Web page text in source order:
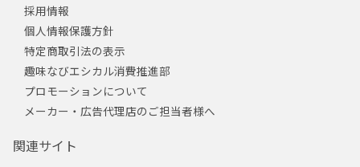
採用情報
個人情報保護方針
特定商取引法の表示
趣味なびエシカル消費推進部
プロモーションについて
メーカー・広告代理店のご担当者様へ
関連サイト